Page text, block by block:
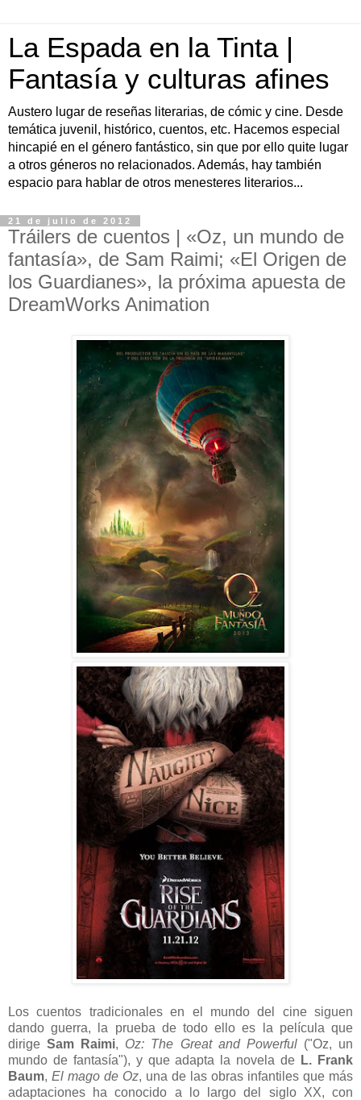
La Espada en la Tinta |
Fantasía y culturas afines
Austero lugar de reseñas literarias, de cómic y cine. Desde
temática juvenil, histórico, cuentos, etc. Hacemos especial
hincapié en el género fantástico, sin que por ello quite lugar
a otros géneros no relacionados. Además, hay también
espacio para hablar de otros menesteres literarios...
21 de julio de 2012
Tráilers de cuentos | «Oz, un mundo de
fantasía», de Sam Raimi; «El Origen de
los Guardianes», la próxima apuesta de
DreamWorks Animation
Los cuentos tradicionales en el mundo del cine siguen
dando guerra, la prueba de todo ello es la película que
dirigeSam Raimi, Oz: The Great and Powerful ("Oz, un
mundo de fantasía"), y que adapta la novela de L. Frank
Baum, El mago de Oz, una de las obras infantiles que más
adaptaciones ha conocido a lo largo del siglo XX, con